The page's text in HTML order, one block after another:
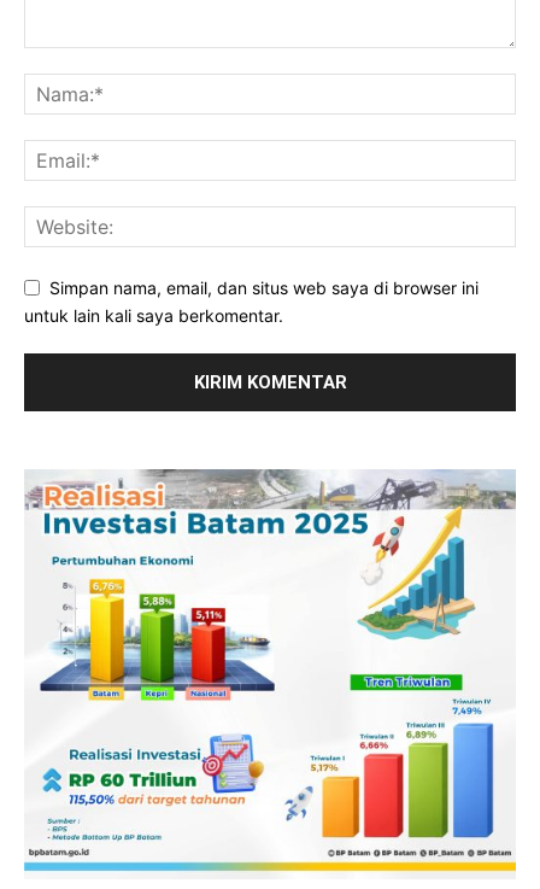
Simpan nama, email, dan situs web saya di browser ini
untuk lain kali saya berkomentar.